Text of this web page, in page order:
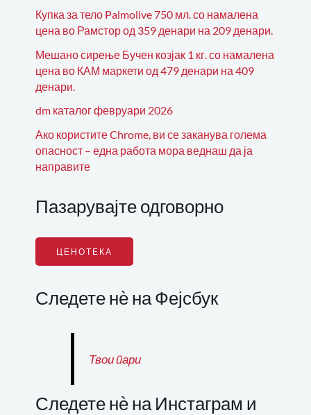
Купка за тело Palmolive 750 мл. со намалена
цена во Рамстор од 359 денари на 209 денари.
Мешано сирење Бучен козјак 1 кг. со намалена
цена во КАМ маркети од 479 денари на 409
денари.
dm каталог февруари 2026
Ако користите Chrome, ви се заканува голема
опасност – една работа мора веднаш да ја
направите
Пазарувајте одговорно
ЦЕНОТЕКА
Следете нѐ на Фејсбук
Твои пари
Следете нѐ на Инстаграм и